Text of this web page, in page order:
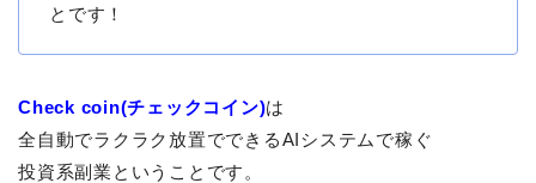
とです！
Check coin(チェックコイン)は
全自動でラクラク放置でできるAIシステムで稼ぐ
投資系副業ということです。